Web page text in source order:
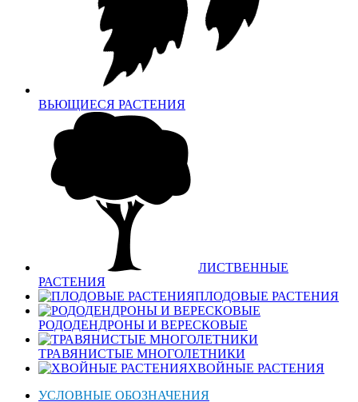
ВЬЮЩИЕСЯ РАСТЕНИЯ
ЛИСТВЕННЫЕ
РАСТЕНИЯ
ПЛОДОВЫЕ РАСТЕНИЯ
РОДОДЕНДРОНЫ И ВЕРЕСКОВЫЕ
ТРАВЯНИСТЫЕ МНОГОЛЕТНИКИ
ХВОЙНЫЕ РАСТЕНИЯ
УСЛОВНЫЕ ОБОЗНАЧЕНИЯ